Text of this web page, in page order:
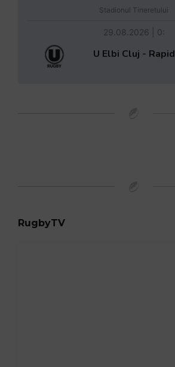
Stadionul Tineretului
29.08.2026 | 0:
U Elbi Cluj - Rapid
RugbyTV